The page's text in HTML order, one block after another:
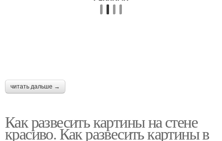
читать дальше →
Как развесить картины на стене
красиво. Как развесить картины в